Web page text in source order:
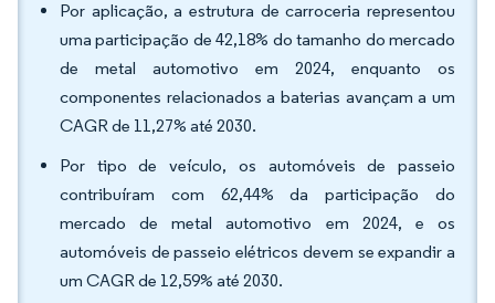
Por aplicação, a estrutura de carroceria representou
uma participação de 42,18% do tamanho do mercado
de metal automotivo em 2024, enquanto os
componentes relacionados a baterias avançam a um
CAGR de 11,27% até 2030.
Por tipo de veículo, os automóveis de passeio
contribuíram com 62,44% da participação do
mercado de metal automotivo em 2024, e os
automóveis de passeio elétricos devem se expandir a
um CAGR de 12,59% até 2030.